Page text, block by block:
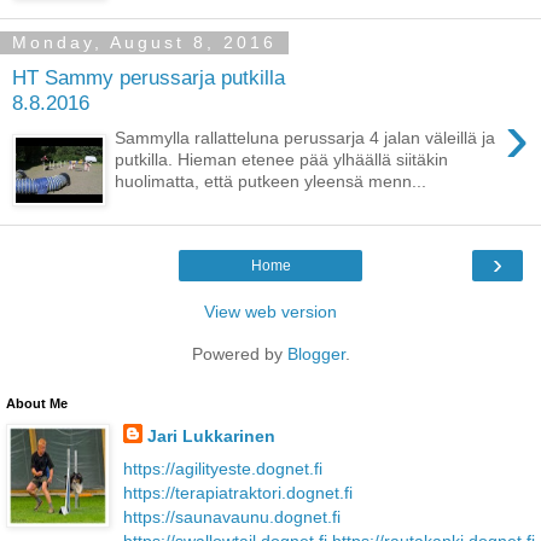
Monday, August 8, 2016
HT Sammy perussarja putkilla
8.8.2016
›
Sammylla rallatteluna perussarja 4 jalan väleillä ja
putkilla. Hieman etenee pää ylhäällä siitäkin
huolimatta, että putkeen yleensä menn...
›
Home
View web version
Powered by Blogger.
About Me
Jari Lukkarinen
https://agilityeste.dognet.fi
https://terapiatraktori.dognet.fi
https://saunavaunu.dognet.fi